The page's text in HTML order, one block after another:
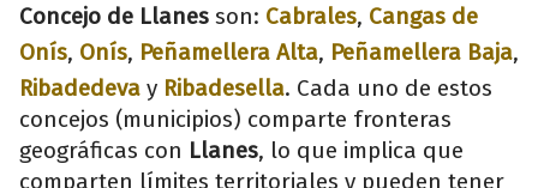
Concejo de Llanes son: Cabrales, Cangas de
Onís, Onís, Peñamellera Alta, Peñamellera Baja,
Ribadedeva y Ribadesella. Cada uno de estos
concejos (municipios) comparte fronteras
geográficas con Llanes, lo que implica que
comparten límites territoriales y pueden tener